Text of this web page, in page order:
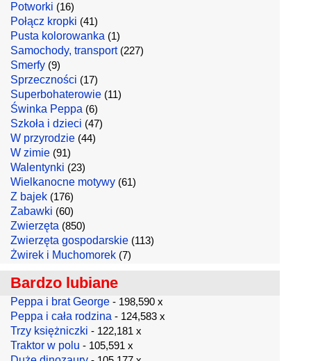
Potworki (16)
Połącz kropki (41)
Pusta kolorowanka (1)
Samochody, transport(227)
Smerfy (9)
Sprzeczności (17)
Superbohaterowie (11)
Świnka Peppa (6)
Szkoła i dzieci (47)
W przyrodzie (44)
W zimie (91)
Walentynki (23)
Wielkanocne motywy (61)
Z bajek (176)
Zabawki (60)
Zwierzęta (850)
Zwierzęta gospodarskie (113)
Żwirek i Muchomorek (7)
Bardzo lubiane
Peppa i brat George - 198,590 x
Peppa i cała rodzina - 124,583 x
Trzy księżniczki - 122,181 x
Traktor w polu - 105,591 x